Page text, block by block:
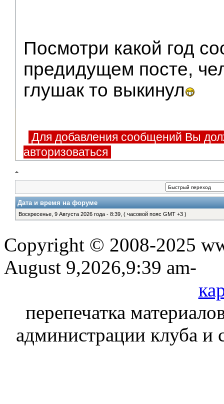
Посмотри какой год
предидущем посте,
глушак то выкинул
Для добавления сообщений Вы
авторизоваться
Дата и время на форуме
Воскресенье, 9 Августа 2026 года - 8:39, ( часовой пояс GMT +3 )
Copyright © 2008-2025
August 9,2026,9:39 am-
перепечатка
администрации клуба и